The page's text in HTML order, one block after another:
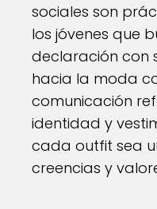
sociales son
los jóvenes que
declaración con
hacia la moda
comunicación
identidad y
cada outfit sea
creencias y